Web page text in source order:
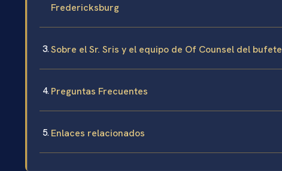
Fredericksburg
Sobre el Sr. Sris y el equipo de Of Counsel del bufete
Preguntas Frecuentes
Enlaces relacionados